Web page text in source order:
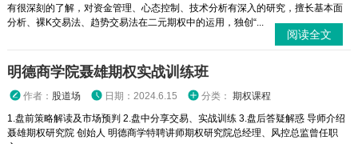
有很深刻的了解，对资金管理、心态控制、技术分析有深入的研究，擅长基本面
分析、裸K交易法、趋势交易法在二元期权中的运用，独创“...
阅读全文
明德商学院聂雄期权实战训练班
作者： 股道场 日期：2024.6.15 分类： 期权课程
1.盘前策略解读及市场预判 2.盘中分享交易、实战训练 3.盘后答疑解惑 导师介绍
聂雄期权研究院 创始人 明德商学特聘讲师期权研究院总经理、风控总监曾任职